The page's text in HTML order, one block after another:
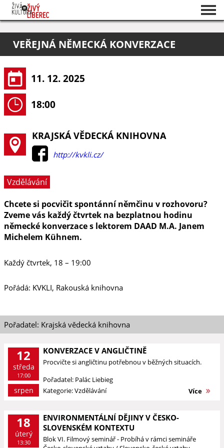
O projektu
Pořadatelé
VEŘEJNÁ NĚMECKÁ KONVERZACE
11. 12. 2025
18:00
KRAJSKÁ VĚDECKÁ KNIHOVNA
http://kvkli.cz/
Vzdělávání
Chcete si pocvičit spontánní němčinu v rozhovoru?
Zveme vás každý čtvrtek na bezplatnou hodinu
německé konverzace s lektorem DAAD M.A. Janem
Michelem Kühnem.
Každý čtvrtek, 18 – 19:00
Pořádá: KVKLI, Rakouská knihovna
Pořadatel: Krajská vědecká knihovna
12
středa
17:00
srpen
KONVERZACE V ANGLIČTINĚ
Procvičte si angličtinu potřebnou v běžných situacích.
Pořadatel: Palác Liebieg
Kategorie: Vzdělávání
Více
18
úterý
13:30
ENVIRONMENTÁLNÍ DĚJINY V ČESKO-
SLOVENSKÉM KONTEXTU
Blok VI. Filmový seminář - Probíhá v rámci semináře